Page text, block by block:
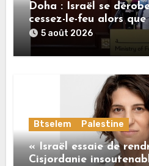
Doha : Israël se
cessez-le-feu alors
ses engagements
5 août 2026
Btselem Palestine
« Israël essaie de
Cisjordanie